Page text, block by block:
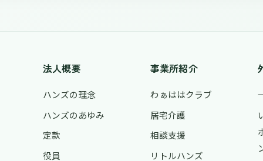
法人概要
ハンズの理念
ハンズのあゆみ
定款
役員
事業所紹介
わぁははクラブ
居宅介護
相談支援
リトルハンズ